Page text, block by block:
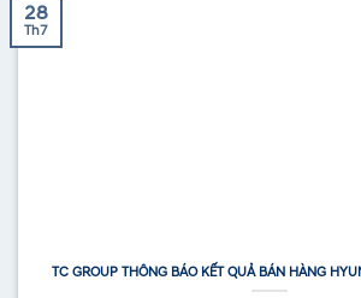
TC GROUP THÔNG BÁO KẾT QUẢ BÁN HÀNG
28
Th7